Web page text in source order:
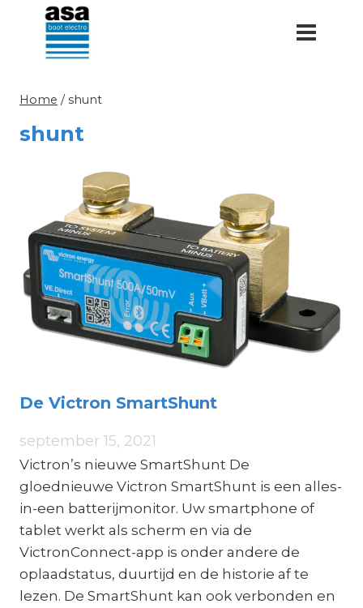
Doorgaan
inhoud
Home / shunt
shunt
De Victron SmartShunt
september 15, 2021
Victron’s nieuwe SmartShunt De
gloednieuwe Victron SmartShunt is een alles-
in-een batterijmonitor. Uw smartphone of
tablet werkt als scherm en via de
VictronConnect-app is onder andere de
oplaadstatus, duurtijd en de historie af te
lezen. De SmartShunt kan ook verbonden en